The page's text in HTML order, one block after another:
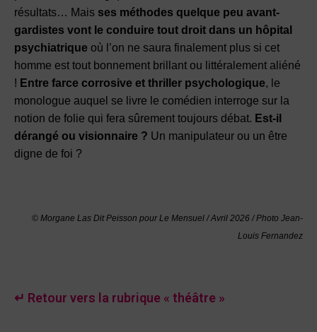
résultats… Mais ses méthodes quelque peu avant-
gardistes vont le conduire tout droit dans un hôpital
psychiatrique où l’on ne saura finalement plus si cet
homme est tout bonnement brillant ou littéralement aliéné
! Entre farce corrosive et thriller psychologique, le
monologue auquel se livre le comédien interroge sur la
notion de folie qui fera sûrement toujours débat. Est-il
dérangé ou visionnaire ? Un manipulateur ou un être
digne de foi ?
© Morgane Las Dit Peisson pour Le Mensuel / Avril 2026 / Photo Jean-
Louis Fernandez
↵ Retour vers la rubrique « théâtre »